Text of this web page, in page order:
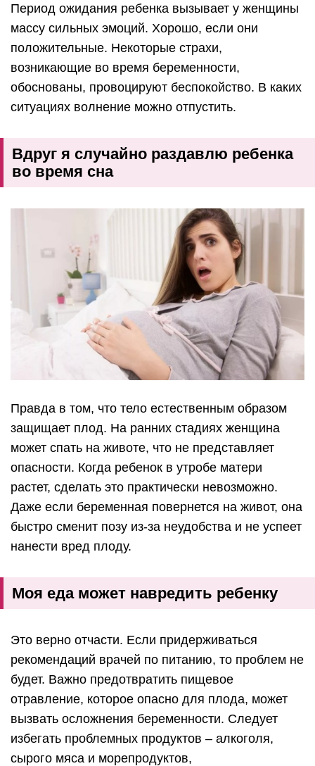
Период ожидания ребенка вызывает у женщины
массу сильных эмоций. Хорошо, если они
положительные. Некоторые страхи,
возникающие во время беременности,
обоснованы, провоцируют беспокойство. В каких
ситуациях волнение можно отпустить.
Вдруг я случайно раздавлю ребенка
во время сна
Правда в том, что тело естественным образом
защищает плод. На ранних стадиях женщина
может спать на животе, что не представляет
опасности. Когда ребенок в утробе матери
растет, сделать это практически невозможно.
Даже если беременная повернется на живот, она
быстро сменит позу из-за неудобства и не успеет
нанести вред плоду.
Моя еда может навредить ребенку
Это верно отчасти. Если придерживаться
рекомендаций врачей по питанию, то проблем не
будет. Важно предотвратить пищевое
отравление, которое опасно для плода, может
вызвать осложнения беременности. Следует
избегать проблемных продуктов – алкоголя,
сырого мяса и морепродуктов,